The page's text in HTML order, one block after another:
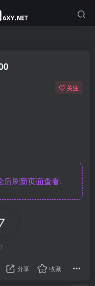
关注
后刷新页面查看.
分享 收藏